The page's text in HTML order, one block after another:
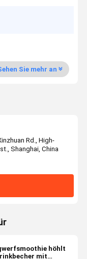
Sie mehr an
Rd., High-
Shanghai, China
höhlt
mit